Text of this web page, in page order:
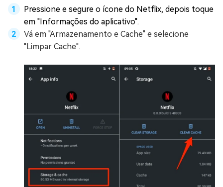
Pressione e segure o ícone do Netflix, depois toque
em "Informações do aplicativo".
Vá em "Armazenamento e Cache" e selecione
"Limpar Cache".